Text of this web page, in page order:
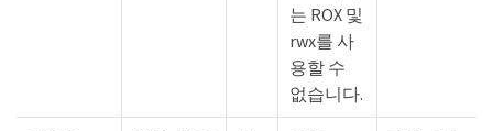
는 ROX 및
rwx를 사
용할 수
없습니다.